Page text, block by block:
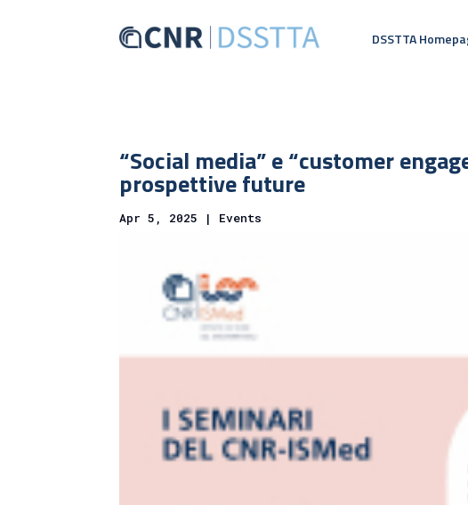
DSSTTA
“Social media” e “customer
prospettive future
Apr 5, 2025 | Events